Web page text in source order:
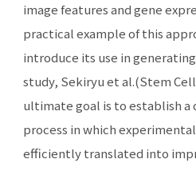
image features and gene
practical example of this
introduce its use in
study, Sekiryu et al.(Stem
ultimate goal is to establish a
process in which
efficiently translated into